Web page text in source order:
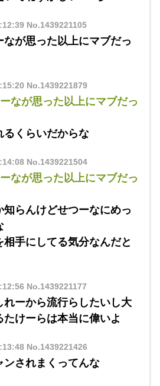
No.1439221105
なが思った以上にマブだっ
No.1439221879
なが思った以上にマブだっ
るくらいだからな
No.1439221504
なが思った以上にマブだっ
知らんけどせつーなにめっ
手にしてる気分なんだと
No.1439221177
れーから流行らしたいし大
けーらは本当に偉いよ
No.1439221426
ンされまくってんな